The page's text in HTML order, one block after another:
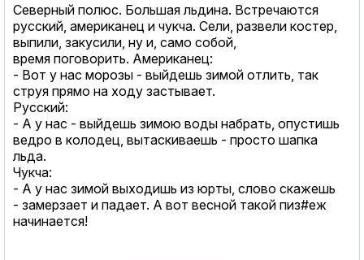
Северный полюс. Большая льдина. Встречаются
русский, американец и чукча. Сели, развели костер,
выпили, закусили, ну и, само собой,
время поговорить. Американец:
- Вот у нас морозы - выйдешь зимой отлить, так
струя прямо на ходу застывает.
Русский:
- А у нас - выйдешь зимою воды набрать, опустишь
ведро в колодец, вытаскиваешь - просто шапка
льда.
Чукча:
- А у нас зимой выходишь из юрты, слово скажешь
- замерзает и падает. А вот весной такой пиз#еж
начинается!